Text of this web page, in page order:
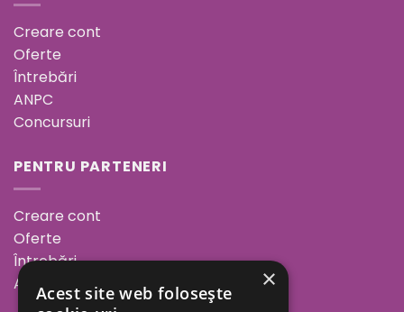
Creare cont
Oferte
Întrebări
ANPC
Concursuri
PENTRU PARTENERI
Creare cont
Oferte
Întrebări
ANPC
×
Acest site web folosește